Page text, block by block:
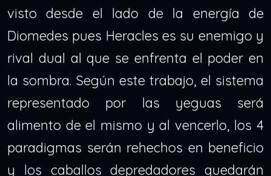
visto desde el lado de la energía de
Diomedes pues Heracles es su enemigo y
rival dual al que se enfrenta el poder en
la sombra. Según este trabajo, el sistema
representado por las yeguas será
alimento de el mismo y al vencerlo, los 4
paradigmas serán rehechos en beneficio
y los caballos depredadores quedarán